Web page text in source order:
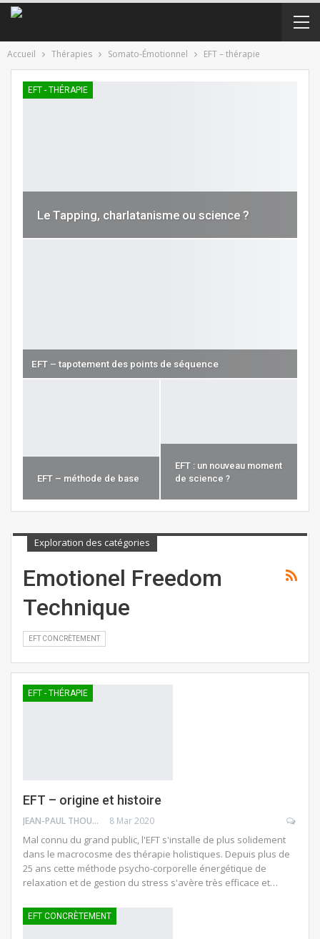
Accueil Thérapies Somato-Émotionnel EFT – thérapie
EFT - THÉRAPIE
Le Tapping, charlatanisme ou science ?
EFT – tapotement des points de séquence
EFT – méthode de base
EFT : un nouveau moment
de science ?
Exploration des catégories
Emotionel Freedom
Technique
EFT CONCRÈTEMENT
EFT - THÉRAPIE
EFT – origine et histoire
JEAN-PAUL THOUNY 8 Mar 2020
Mal connu du grand public, l'EFT s'installe de plus solidement
dans le macrocosme des thérapie holistiques. Depuis plus de
25 ans cette méthode psycho-corporelle énergétique de
relaxation et de gestion du stress s'avère très efficace et…
EFT CONCRÈTEMENT